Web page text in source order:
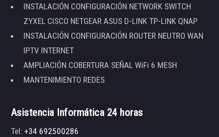
INSTALACIÓN CONFIGURACIÓN NETWORK SWITCH
ZYXEL CISCO NETGEAR ASUS D-LINK TP-LINK QNAP
INSTALACIÓN CONFIGURACIÓN ROUTER NEUTRO WAN
IPTV INTERNET
AMPLIACIÓN COBERTURA SEÑAL WiFi 6 MESH
MANTENIMIENTO REDES
Asistencia Informática 24 horas
Tel:+34 692500286